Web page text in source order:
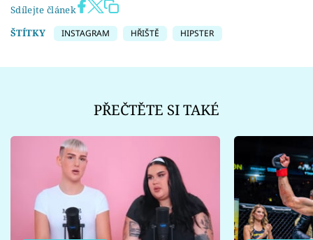
Sdílejte článek
ŠTÍTKY
INSTAGRAM HŘIŠTĚ HIPSTER
PŘEČTĚTE SI TAKÉ